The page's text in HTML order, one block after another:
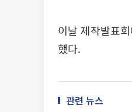
이날 제작발표
했다.
관련 뉴스